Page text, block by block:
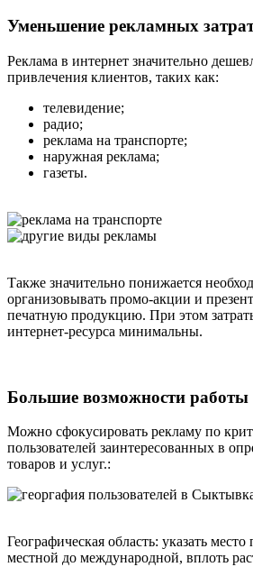
Уменьшение рекламных
Реклама в интернет значительно
привлечения клиентов, таких как:
телевидение;
радио;
реклама на транспорте;
наружная реклама;
газеты.
Также значительно понижается
организовывать промо-акции и
печатную продукцию. При этом
интернет-ресурса минимальны.
Большие возможности работы
Можно сфокусировать рекламу по
пользователей заинтересованных в
товаров и услуг.:
Географическая область: указать
местной до международной, вплоть